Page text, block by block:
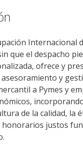
Internacional
que el despacho
ofrece y
asesoramiento y
a Pymes y
de la calidad, la
honorarios justos